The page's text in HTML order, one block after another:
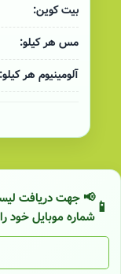
بیت کوین:
مس هر کیلو:
آلومینیوم هر کیلو:
📢 جهت دریافت
شماره موبایل خود